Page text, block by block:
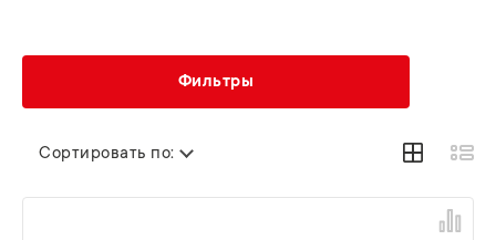
Фильтры
Сортировать по: